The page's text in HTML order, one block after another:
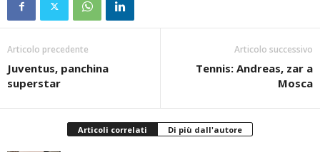
Articolo precedente
Juventus, panchina
superstar
Articolo successivo
Tennis: Andreas, zar a
Mosca
Articoli correlati Di più dall'autore